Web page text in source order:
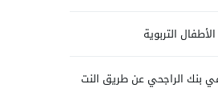
التربوية
بنك الراجحي عن طريق النت